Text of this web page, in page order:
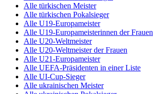
Alle türkischen Meister
Alle türkischen Pokalsieger
Alle U19-Europameister
Alle U19-Europameisterinnen der Frauen
Alle U20-Weltmeister
Alle U20-Weltmeister der Frauen
Alle U21-Europameister
Alle UEFA-Präsidenten in einer Liste
Alle UI-Cup-Sieger
Alle ukrainischen Meister